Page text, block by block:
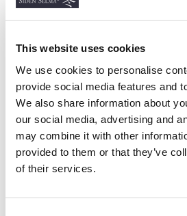
This website uses cookies
We use cookies to personalise
provide social media features and
We also share information about
our social media, advertising and
may combine it with other
provided to them or that they’ve
of their services.